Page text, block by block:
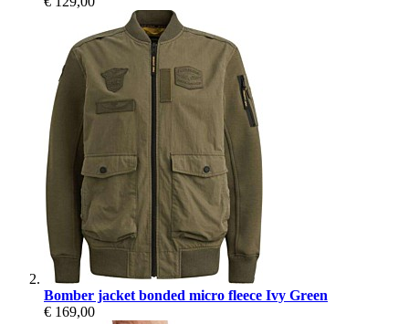
Bomber jacket bonded micro fleece Ivy Green
€ 169,00